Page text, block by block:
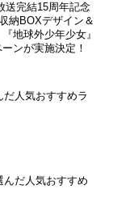
送完結15周年記念
納BOXデザイン＆
地球外少年少女』
ンが実施決定！
人気おすすめラ
んだ人気おすすめ